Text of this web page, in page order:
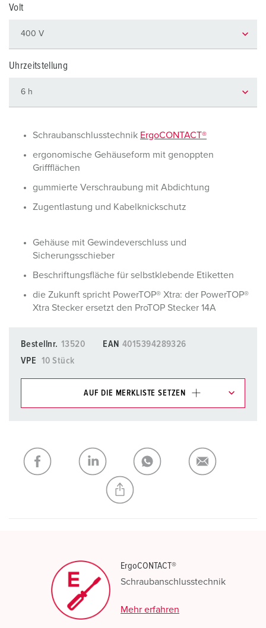
Volt
Uhrzeitstellung
Schraubanschlusstechnik ErgoCONTACT®
ergonomische Gehäuseform mit genoppten
Griffflächen
gummierte Verschraubung mit Abdichtung
Zugentlastung und Kabelknickschutz
Gehäuse mit Gewindeverschluss und
Sicherungsschieber
Beschriftungsfläche für selbstklebende Etiketten
die Zukunft spricht PowerTOP® Xtra: der PowerTOP®
Xtra Stecker ersetzt den ProTOP Stecker 14A
Bestellnr. 13520 EAN 4015394289326
VPE
10 Stück
AUF DIE MERKLISTE SETZEN
Meine Liste (0) HINZUFÜGEN
NEUE LISTE ERSTELLEN
ErgoCONTACT®
Schraubanschlusstechnik
Mehr erfahren